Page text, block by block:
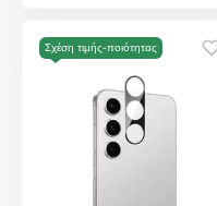
Σχέση τιμής-ποιότητας